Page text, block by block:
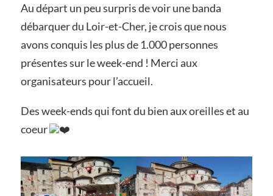
Au départ un peu surpris de voir une banda
débarquer du Loir-et-Cher, je crois que nous
avons conquis les plus de 1.000 personnes
présentes sur le week-end ! Merci aux
organisateurs pour l’accueil.
Des week-ends qui font du bien aux oreilles et au
coeur